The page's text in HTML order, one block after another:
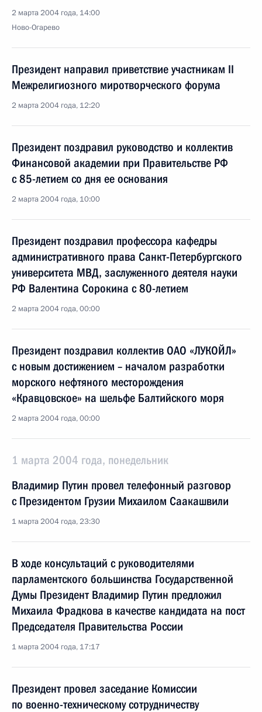
2 марта 2004 года, 14:00
Ново-Огарево
Президент направил приветствие участникам II
Межрелигиозного миротворческого форума
2 марта 2004 года, 12:20
Президент поздравил руководство и коллектив
Финансовой академии при Правительстве РФ
с 85-летием со дня ее основания
2 марта 2004 года, 10:00
Президент поздравил профессора кафедры
административного права Санкт-Петербургского
университета МВД, заслуженного деятеля науки
РФ Валентина Сорокина с 80-летием
2 марта 2004 года, 00:00
Президент поздравил коллектив ОАО «ЛУКОЙЛ»
с новым достижением – началом разработки
морского нефтяного месторождения
«Кравцовское» на шельфе Балтийского моря
2 марта 2004 года, 00:00
1 марта 2004 года, понедельник
Владимир Путин провел телефонный разговор
с Президентом Грузии Михаилом Саакашвили
1 марта 2004 года, 23:30
В ходе консультаций с руководителями
парламентского большинства Государственной
Думы Президент Владимир Путин предложил
Михаила Фрадкова в качестве кандидата на пост
Председателя Правительства России
1 марта 2004 года, 17:17
Президент провел заседание Комиссии
по военно-техническому сотрудничеству